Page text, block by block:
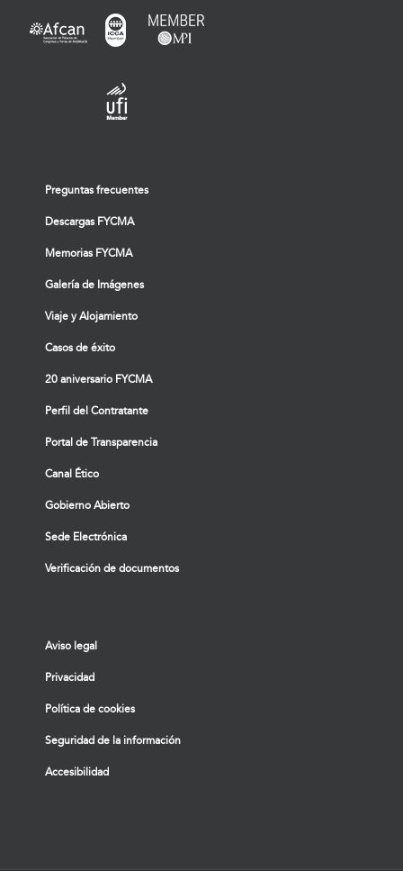
Preguntas frecuentes
Descargas FYCMA
Memorias FYCMA
Galería de Imágenes
Viaje y Alojamiento
Casos de éxito
20 aniversario FYCMA
Perfil del Contratante
Portal de Transparencia
Canal Ético
Gobierno Abierto
Sede Electrónica
Verificación de documentos
Aviso legal
Privacidad
Política de cookies
Seguridad de la información
Accesibilidad